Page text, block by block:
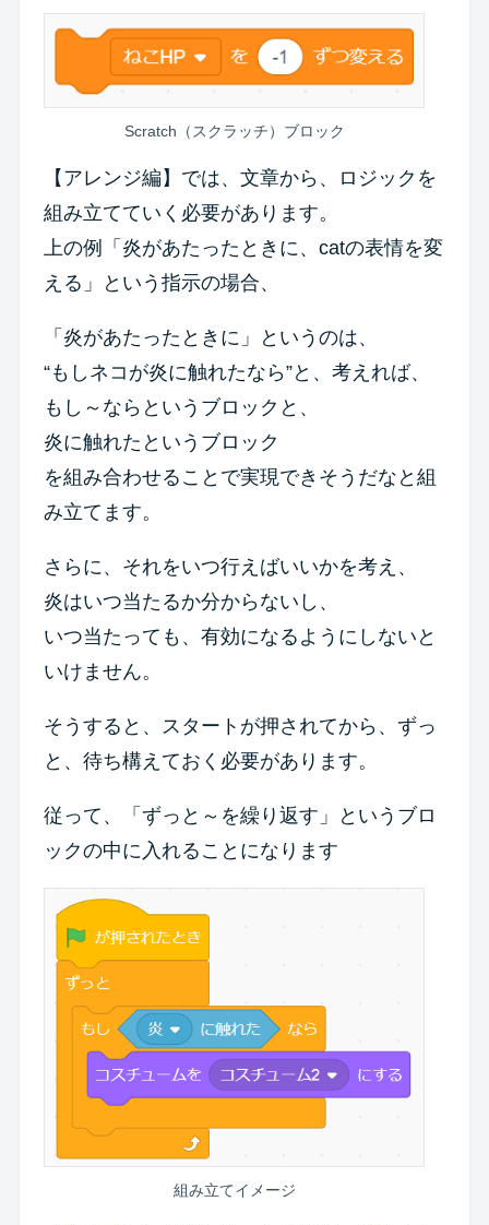
Scratch（スクラッチ）ブロック
【アレンジ編】では、文章から、ロジックを
組み立てていく必要があります。
上の例「炎があたったときに、catの表情を変
える」という指示の場合、
「炎があたったときに」というのは、
“もしネコが炎に触れたなら”と、考えれば、
もし～ならというブロックと、
炎に触れたというブロック
を組み合わせることで実現できそうだなと組
み立てます。
さらに、それをいつ行えばいいかを考え、
炎はいつ当たるか分からないし、
いつ当たっても、有効になるようにしないと
いけません。
そうすると、スタートが押されてから、ずっ
と、待ち構えておく必要があります。
従って、「ずっと～を繰り返す」というブロ
ックの中に入れることになります
組み立てイメージ